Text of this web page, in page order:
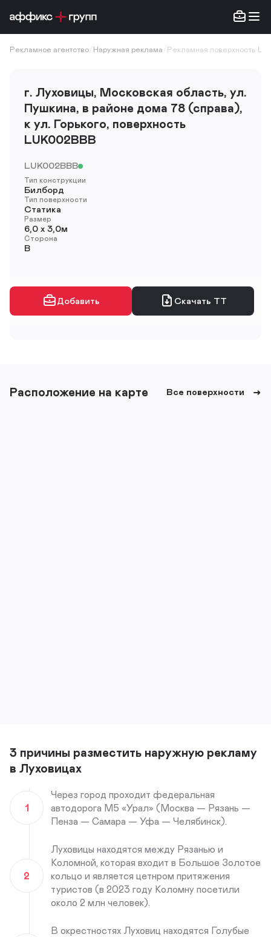
Рекламное агентство Наружная реклама Рекламная поверхность
г. Луховицы, Московская область, ул.
Пушкина, в районе дома 78 (справа),
к ул. Горького, поверхность
LUK002BBB
LUK002BBB
Тип конструкции
Билборд
Тип поверхности
Статика
Размер
6,0 х 3,0м
Сторона
B
Добавить Скачать ТТ
Расположение на карте Все поверхности
3 причины разместить наружную рекламу
в Луховицах
1
Через город проходит федеральная
автодорога М5 «Урал» (Москва — Рязань —
Пенза — Самара — Уфа — Челябинск).
2
Луховицы находятся между Рязанью и
Коломной, которая входит в Большое Золотое
кольцо и является цетнром притяжения
туристов (в 2023 году Коломну посетили
около 2 млн человек).
В окрестностях Луховиц находятся Голубые